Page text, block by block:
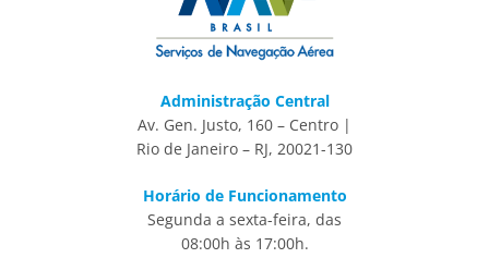
Administração Central
Av. Gen. Justo, 160 – Centro |
Rio de Janeiro – RJ, 20021-130
Horário de Funcionamento
Segunda a sexta-feira, das
08:00h às 17:00h.